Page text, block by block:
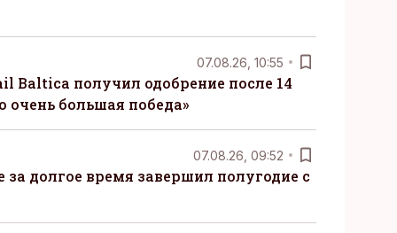
07.08.26, 10:55
Baltica получил одобрение после 14
очень большая победа»
07.08.26, 09:52
долгое время завершил полугодие с